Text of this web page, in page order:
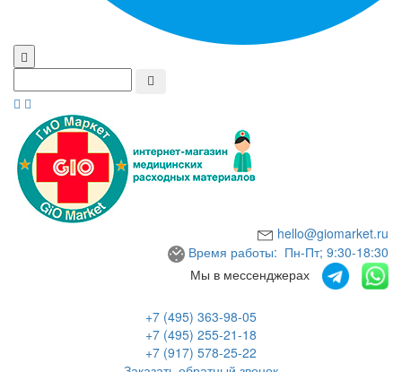
hello@giomarket.ru
Время работы: Пн-Пт; 9:30-18:30
Мы в мессенджерах
+7 (495) 363-98-05
+7 (495) 255-21-18
+7 (917) 578-25-22